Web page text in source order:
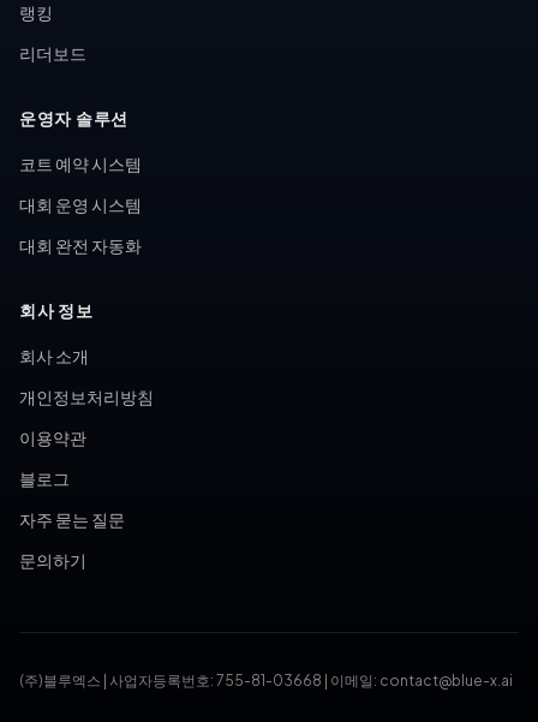
랭킹
리더보드
운영자 솔루션
코트 예약 시스템
대회 운영 시스템
대회 완전 자동화
회사 정보
회사 소개
개인정보처리방침
이용약관
블로그
자주 묻는 질문
문의하기
(주)블루엑스 사업자등록번호: 755-81-03668 이메일: contact@blue-x.ai